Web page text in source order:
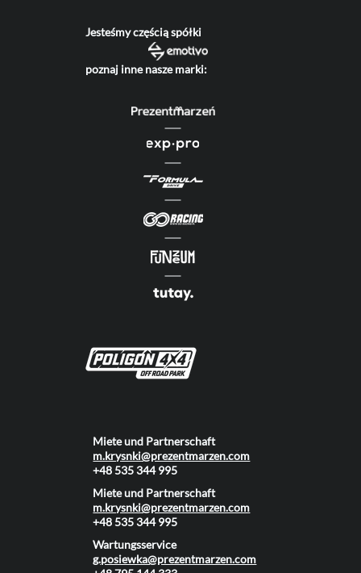
Miete und Partnerschaft
m.krysnki@prezentmarzen.com
+48 535 344 995
Miete und Partnerschaft
m.krysnki@prezentmarzen.com
+48 535 344 995
Wartungsservice
g.posiewka@prezentmarzen.com
Jesteśmy częścią spółki
poznaj inne nasze marki: